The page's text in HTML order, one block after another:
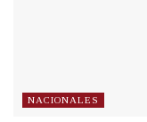
NACIONALES